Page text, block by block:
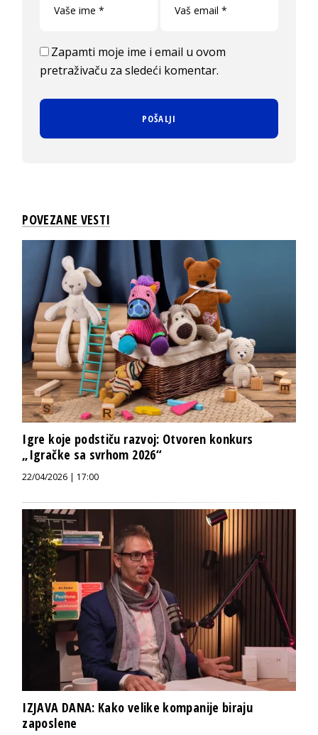
Zapamti moje ime i email u ovom
pretraživaču za sledeći komentar.
POVEZANE VESTI
Igre koje podstiču razvoj: Otvoren konkurs
„Igračke sa svrhom 2026“
22/04/2026 | 17:00
IZJAVA DANA: Kako velike kompanije biraju
zaposlene